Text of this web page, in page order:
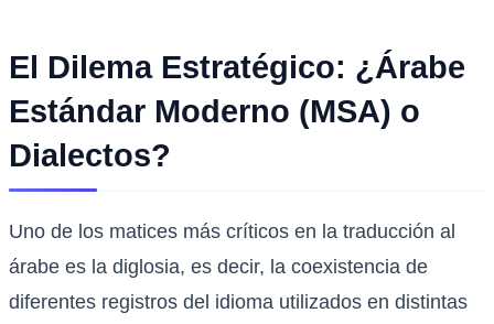
El Dilema Estratégico: ¿Árabe
Estándar Moderno (MSA) o
Dialectos?
Uno de los matices más críticos en la traducción al
árabe es la diglosia, es decir, la coexistencia de
diferentes registros del idioma utilizados en distintas